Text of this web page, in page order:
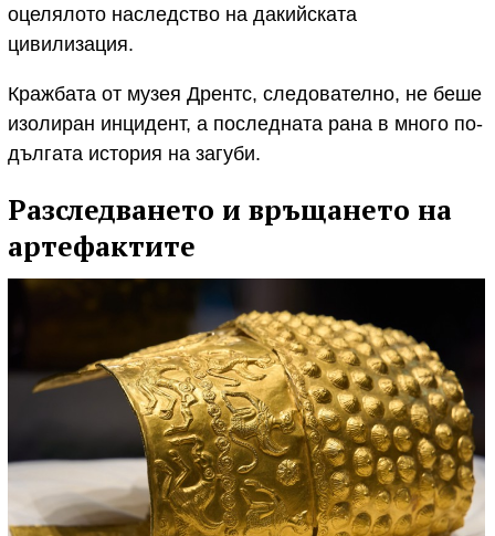
оцелялото наследство на дакийската
цивилизация.
Кражбата от музея Дрентс, следователно, не беше
изолиран инцидент, а последната рана в много по-
дългата история на загуби.
Разследването и връщането на
артефактите